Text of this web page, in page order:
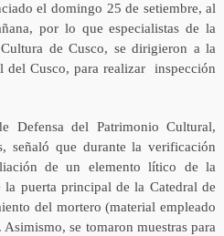
el domingo 25 de setiembre, al
por lo que especialistas de la
de Cusco, se dirigieron a la
Cusco, para realizar inspección
Defensa del Patrimonio Cultural,
señaló que durante la verificación
de un elemento lítico de la
puerta principal de la Catedral de
del mortero (material empleado
se tomaron muestras para